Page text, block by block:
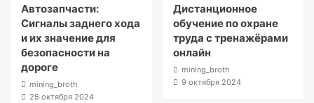
Автозапчасти:
Сигналы заднего хода
и их значение для
безопасности на
дороге
mining_broth
25 октября 2024
Дистанционное
обучение по охране
труда с тренажёрами
онлайн
mining_broth
9 октября 2024